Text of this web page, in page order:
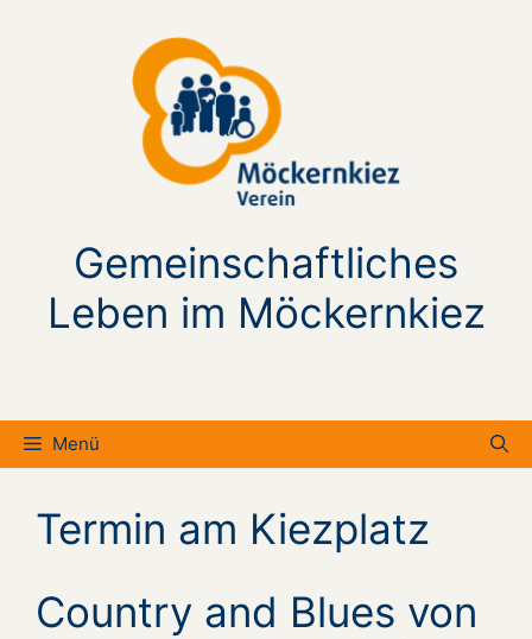
Gemeinschaftliches
Leben im Möckernkiez
Menü
Termin am Kiezplatz
Country and Blues von